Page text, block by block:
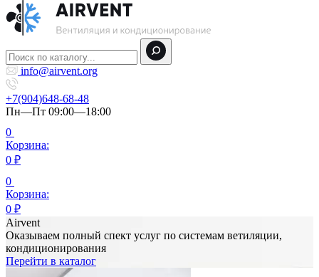
info@airvent.org
+7(904)648-68-48
Пн—Пт 09:00—18:00
0
Корзина:
0 ₽
0
Корзина:
0 ₽
Airvent
Оказываем полный спект услуг по системам ветиляции,
кондиционирования
Перейти в каталог